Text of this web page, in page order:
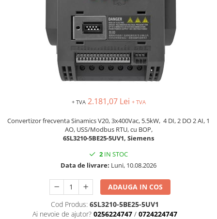
AFDD - Sigurante & dispozitive de
Protectii diferentiale
Protectii diferentiale RCCB
Diferential RCCB tip A
Protectii diferentiale RCBO
Diferential RCBO curba B tip A
Diferential RCBO curba C tip A
Diferential RCBO curba B tip AC
Diferential RCBO curba C tip AC
Aparataj modular divers
Contactoare, prot.motor
Protectii motor
+ TVA 2.181,07 Lei + TVA
Convertizor frecventa Sinamics V20, 3x400Vac, 5.5kW, 4 DI, 2 DO 2 AI, 1
AO, USS/Modbus RTU, cu BOP,
6SL3210-5BE25-5UV1, Siemens
2 IN STOC
Data de livrare: Luni, 10.08.2026
ADAUGA IN COS
Cod Produs: 6SL3210-5BE25-5UV1
Ai nevoie de ajutor? 0256224747 / 0724224747